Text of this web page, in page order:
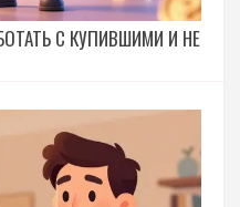
С КУПИВШИМИ И НЕ